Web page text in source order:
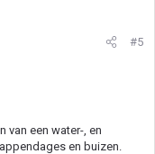
#5
van een water-, en
en buizen.